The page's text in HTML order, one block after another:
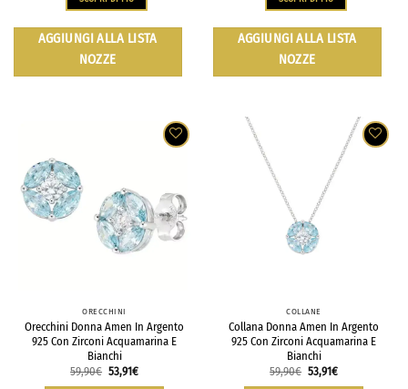
AGGIUNGI ALLA LISTA
NOZZE
AGGIUNGI ALLA LISTA
NOZZE
ORECCHINI
Orecchini Donna Amen In Argento
925 Con Zirconi Acquamarina E
Bianchi
59,90€ 53,91€
COLLANE
Collana Donna Amen In Argento
925 Con Zirconi Acquamarina E
Bianchi
59,90€ 53,91€